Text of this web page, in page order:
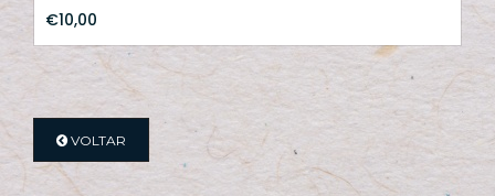
€10,00
VOLTAR